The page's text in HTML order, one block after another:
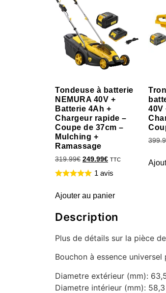
Tondeuse à batterie
NEMURA 40V +
Batterie 4Ah +
Chargeur rapide –
Coupe de 37cm –
Mulching +
Ramassage
319.99€ 249.99€ TTC
1 avis
Ajouter au panier
40V
Description
Plus de détails sur la pièce
Bouchon à essence
Diametre extérieur (mm):
Diametre intérieur (mm): 58,3